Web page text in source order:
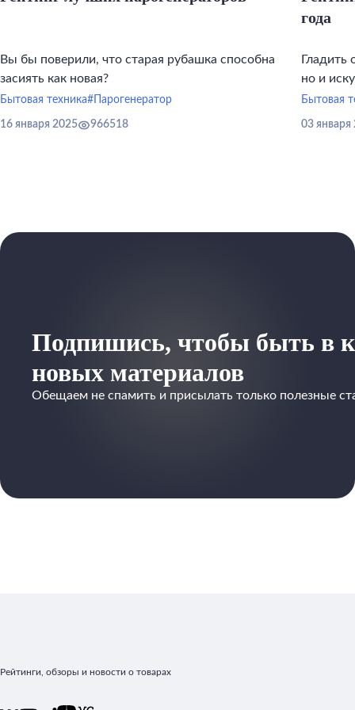
Вы бы поверили, что старая рубашка способна
засиять как новая?
Бытовая техника#Парогенератор
16 января 2025 966518
года
Гладить
но и
Бытовая
03 января
Подпишись, чтобы быть в
новых материалов
Обещаем не спамить и присылать только полезные
Рейтинги, обзоры и новости о товарах